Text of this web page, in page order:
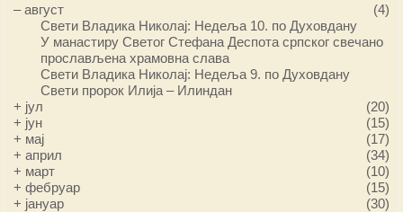
–август
(4)
Свети Владика Николај: Недеља 10. по Духовдану
У манастиру Светог Стефана Деспота српског свечано
прослављена храмовна слава
Свети Владика Николај: Недеља 9. по Духовдану
Свети пророк Илија – Илиндан
+ јул
(20)
+ јун
(15)
+ мај
(17)
+април
(34)
+ март
(10)
+фебруар
(15)
+ јануар (30)